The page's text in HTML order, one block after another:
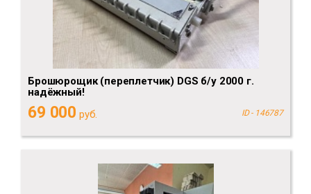
Брошюрощик (переплетчик) DGS б/у 2000 г.
надёжный!
69 000 руб. ID - 146787